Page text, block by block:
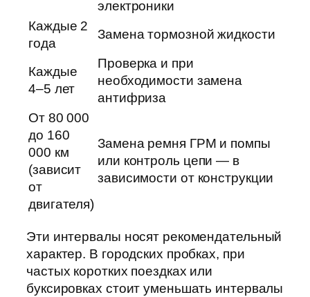
электроники
Каждые 2
года
Замена тормозной жидкости
Каждые
4–5 лет
Проверка и при
необходимости замена
антифриза
От 80 000
до 160
000 км
(зависит
от
двигателя)
Замена ремня ГРМ и помпы
или контроль цепи — в
зависимости от конструкции
Эти интервалы носят рекомендательный
характер. В городских пробках, при
частых коротких поездках или
буксировках стоит уменьшать интервалы